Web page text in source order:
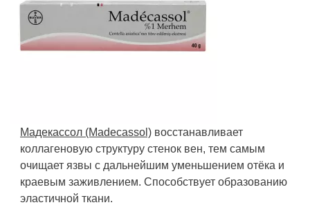
Мадекассол (Madecassol) восстанавливает
коллагеновую структуру стенок вен, тем самым
очищает язвы с дальнейшим уменьшением отёка и
краевым заживлением. Способствует образованию
эластичной ткани.